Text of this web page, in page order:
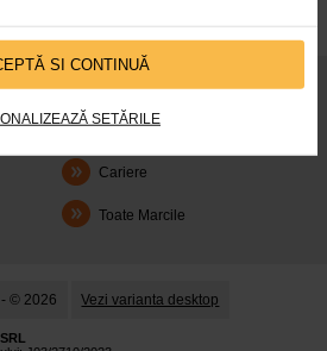
SI CONTINUĂ
SETĂRILE
Oferte
Cum Rezerv
Cariere
Toate Marcile
© 2026 Vezi varianta desktop